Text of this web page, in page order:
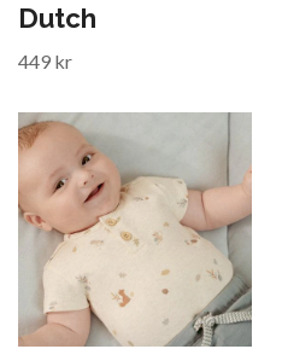
Dutch
449 kr